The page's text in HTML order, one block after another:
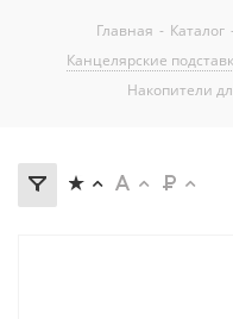
Главная - Каталог -
Канцелярские
Накопители